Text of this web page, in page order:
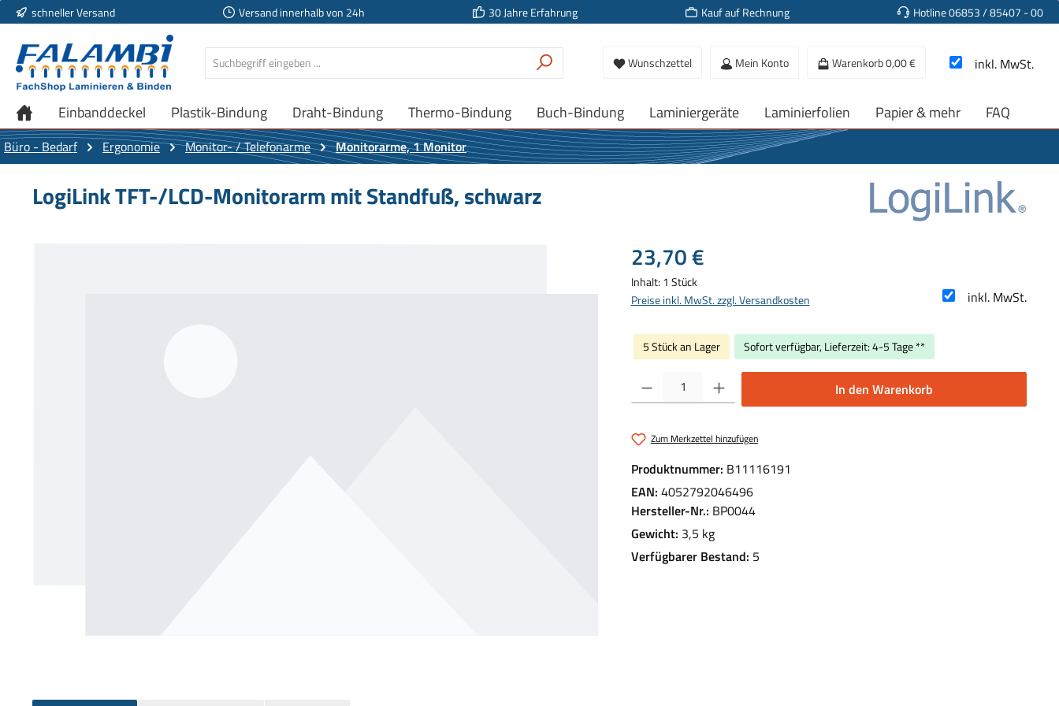
Hauptinhalt springen
Zur Suche springen
Zur Hauptnavigation springen
schneller Versand Versand innerhalb von 24h 30 Jahre Erfahrung Kauf auf Rechnung Hotline 06853 / 85407 - 00
Wunschzettel Mein Konto Warenkorb0,00 € inkl. MwSt.
Einbanddeckel Plastik-Bindung Draht-Bindung Thermo-Bindung Buch-Bindung Laminiergeräte Laminierfolien Papier & mehr FAQ
Büro - Bedarf Ergonomie Monitor- / Telefonarme Monitorarme, 1 Monitor
LogiLink TFT-/LCD-Monitorarm mit Standfuß, schwarz
Regulärer Preis:
23,70 €
Inhalt: 1 Stück
inkl. MwSt.
Preise inkl. MwSt. zzgl. Versandkosten
5 Stück an Lager Sofort verfügbar, Lieferzeit: 4-5 Tage **
Produkt Anzahl: Gib den gewünschten Wert ein oder benutze die Schaltflächen um die
In den Warenkorb
Zum Merkzettel hinzufügen
Produktnummer: B11116191
EAN: 4052792046496
Hersteller-Nr.: BP0044
Gewicht: 3,5 kg
Verfügbarer Bestand: 5